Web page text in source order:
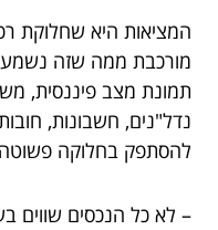
המציאות היא שחלוקת
מורכבת ממה שזה
תמונת מצב פיננסית,
נדל"נים, חשבונות,
להסתפק בחלוקה
– לא כל הנכסים שווים